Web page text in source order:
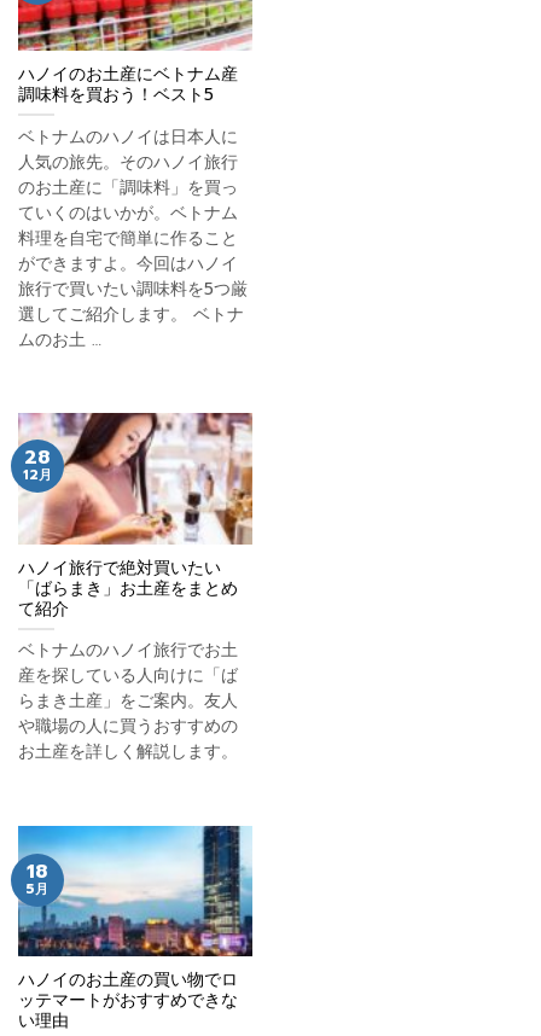
ハノイのお土産にベトナム産
調味料を買おう！ベスト5
ベトナムのハノイは日本人に
人気の旅先。そのハノイ旅行
のお土産に「調味料」を買っ
ていくのはいかが。ベトナム
料理を自宅で簡単に作ること
ができますよ。今回はハノイ
旅行で買いたい調味料を5つ厳
選してご紹介します。 ベトナ
ムのお土 …
ハノイ旅行で絶対買いたい
「ばらまき」お土産をまとめ
て紹介
ベトナムのハノイ旅行でお土
産を探している人向けに「ば
らまき土産」をご案内。友人
や職場の人に買うおすすめの
お土産を詳しく解説します。
28
12月
ハノイのお土産の買い物でロ
ッテマートがおすすめできな
い理由
18
5月